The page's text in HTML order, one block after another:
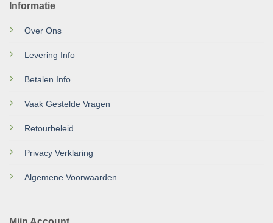
Informatie
Over Ons
Levering Info
Betalen Info
Vaak Gestelde Vragen
Retourbeleid
Privacy Verklaring
Algemene Voorwaarden